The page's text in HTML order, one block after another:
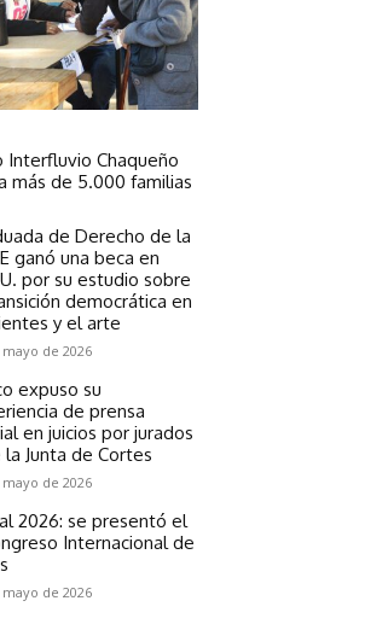
Interfluvio Chaqueño
más de 5.000 familias
de Derecho de la
ganó una beca en
por su estudio sobre
democrática en
y el arte
mayo de 2026
expuso su
de prensa
en juicios por jurados
Junta de Cortes
mayo de 2026
2026: se presentó el
Internacional de
mayo de 2026